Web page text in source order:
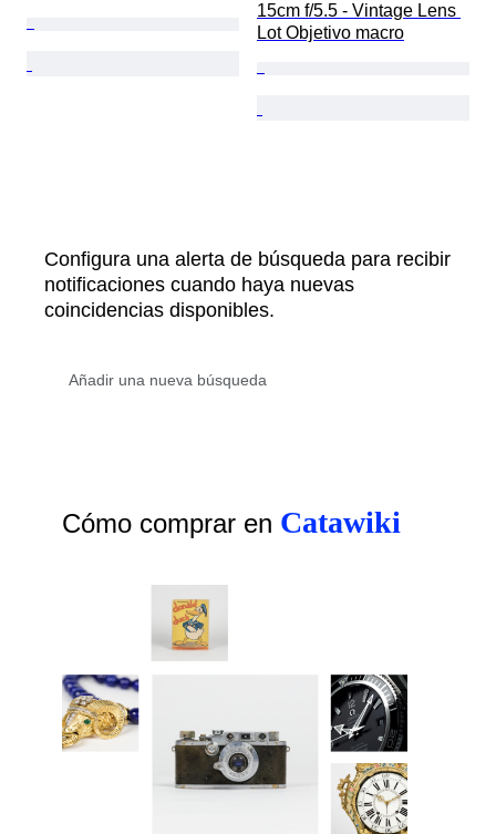
15cm f/5.5 - Vintage Lens
Lot Objetivo macro
Configura una alerta de búsqueda para recibir
notificaciones cuando haya nuevas
coincidencias disponibles.
Cómo comprar en Catawiki